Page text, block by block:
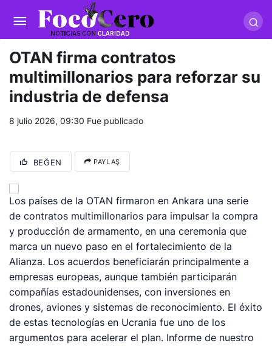
trwin giriş
masterbetting-palacebet1.com-
tlcasino giriş-betandyou-vbett34.com betovis34.net-
skyloftsbet
OTAN firma contratos
multimillonarios para reforzar su
industria de defensa
8 julio 2026, 09:30 Fue publicado
BEĞEN PAYLAŞ
Los países de la OTAN firmaron en Ankara una serie
de contratos multimillonarios para impulsar la compra
y producción de armamento, en una ceremonia que
marca un nuevo paso en el fortalecimiento de la
Alianza. Los acuerdos beneficiarán principalmente a
empresas europeas, aunque también participarán
compañías estadounidenses, con inversiones en
drones, aviones y sistemas de reconocimiento. El éxito
de estas tecnologías en Ucrania fue uno de los
argumentos para acelerar el plan. Informe de nuestro